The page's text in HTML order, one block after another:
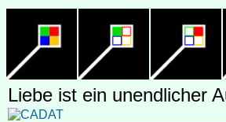
Liebe ist ein unendlicher